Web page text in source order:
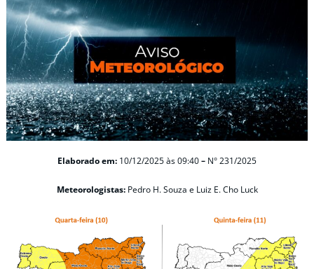
Elaborado em: 10/12/2025 às 09:40– N° 231/2025
Meteorologistas: Pedro H. Souza e Luiz E. Cho Luck